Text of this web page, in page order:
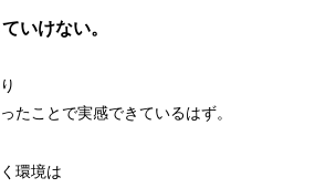
いけない。
たことで実感できているはず。
環境は